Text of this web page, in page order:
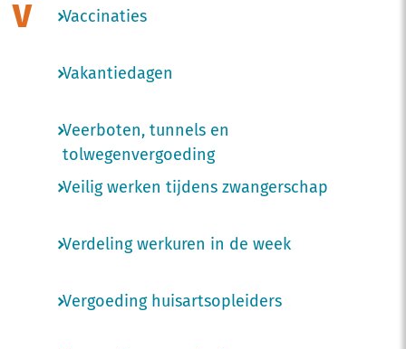
V Vaccinaties
Vakantiedagen
Veerboten, tunnels en
tolwegenvergoeding
Veilig werken tijdens zwangerschap
Verdeling werkuren in de week
Vergoeding huisartsopleiders